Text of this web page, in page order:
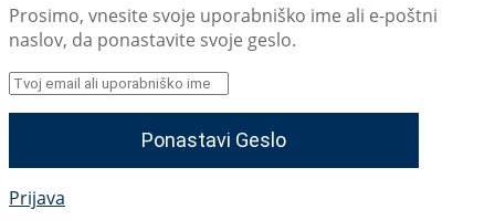
Prosimo, vnesite svoje uporabniško ime ali e-poštni
naslov, da ponastavite svoje geslo.
Prijava